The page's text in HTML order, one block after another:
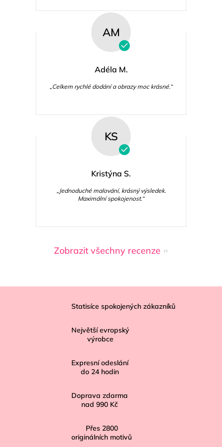
AM
Adéla M.
„Celkem rychlé dodání a obrazy moc krásné.“
KS
Kristýna S.
„Jednoduché malování, krásný výsledek.
Maximální spokojenost.“
Zobrazit všechny recenze
Statisíce spokojených zákazníků
Největší evropský
výrobce
Expresní odeslání
do 24 hodin
Doprava zdarma
nad 990 Kč
Přes 2800
originálních motivů